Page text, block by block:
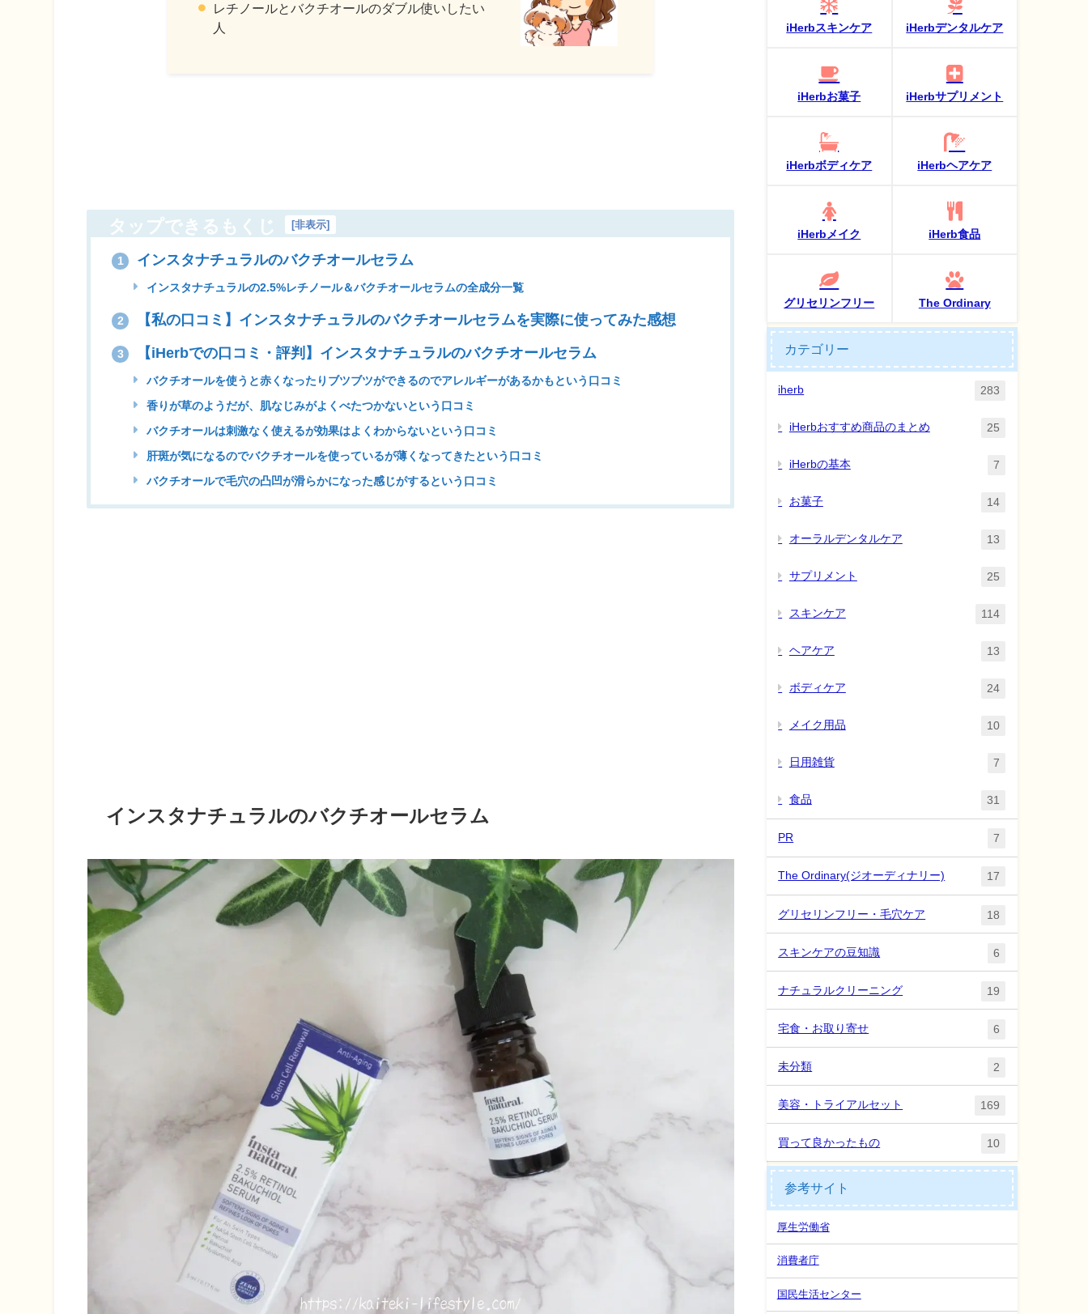
レチノールとバクチオールのダブル使いしたい
人
タップできるもくじ [非表示]
1 インスタナチュラルのバクチオールセラム
インスタナチュラルの2.5%レチノール＆バクチオールセラムの全成分一覧
2 【私の口コミ】インスタナチュラルのバクチオールセラムを実際に使ってみた感想
3 【iHerbでの口コミ・評判】インスタナチュラルのバクチオールセラム
バクチオールを使うと赤くなったりブツブツができるのでアレルギーがあるかもという口コミ
香りが草のようだが、肌なじみがよくべたつかないという口コミ
バクチオールは刺激なく使えるが効果はよくわからないという口コミ
肝斑が気になるのでバクチオールを使っているが薄くなってきたという口コミ
バクチオールで毛穴の凸凹が滑らかになった感じがするという口コミ
インスタナチュラルのバクチオールセラム
iHerbスキンケア iHerbデンタルケア
iHerbお菓子 iHerbサプリメント
iHerbボディケア iHerbヘアケア
iHerbメイク iHerb食品
グリセリンフリー The Ordinary
カテゴリー
iherb 283
iHerbおすすめ商品のまとめ 25
iHerbの基本 7
お菓子 14
オーラルデンタルケア 13
サプリメント 25
スキンケア 114
ヘアケア 13
ボディケア 24
メイク用品 10
日用雑貨 7
食品 31
PR 7
The Ordinary(ジオーディナリー) 17
グリセリンフリー・毛穴ケア 18
スキンケアの豆知識 6
ナチュラルクリーニング 19
宅食・お取り寄せ 6
未分類 2
美容・トライアルセット 169
買って良かったもの 10
参考サイト
厚生労働省
消費者庁
国民生活センター